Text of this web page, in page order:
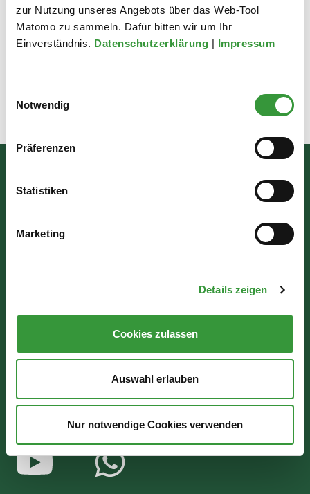
zur Nutzung unseres Angebots über das Web-Tool
Matomo zu sammeln. Dafür bitten wir um Ihr
Einverständnis. Datenschutzerklärung | Impressum
Notwendig
Präferenzen
Statistiken
Marketing
Details zeigen
Cookies zulassen
Auswahl erlauben
Nur notwendige Cookies verwenden
Zugeordnete Dienststelle
86150 Augsburg
Do: 07:30 - 17:30 Uhr
Fr: 07:30 - 12:00 Uhr